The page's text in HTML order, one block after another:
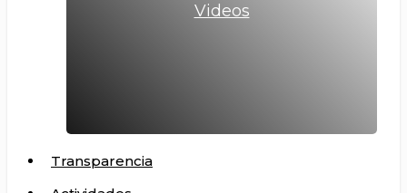
Videos
Transparencia